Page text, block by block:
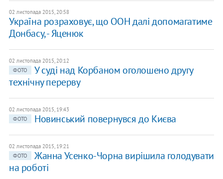
02 листопада 2015, 20:58
Україна розраховує, що ООН далі допомагатиме
Донбасу, - Яценюк
02 листопада 2015, 20:12
ФОТО
У суді над Корбаном оголошено другу
технічну перерву
02 листопада 2015, 19:43
ФОТО
Новинський повернувся до Києва
02 листопада 2015, 19:21
ФОТО
Жанна Усенко-Чорна вирішила голодувати
на роботі